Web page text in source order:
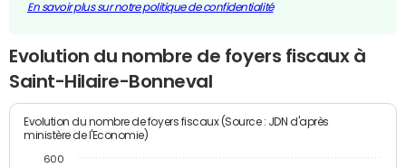
En savoir plus sur notre politique de confidentialité
Evolution du nombre de foyers fiscaux à
Saint-Hilaire-Bonneval
Evolution du nombre de foyers fiscaux (Source : JDN d'après
ministère de l'Economie)
600